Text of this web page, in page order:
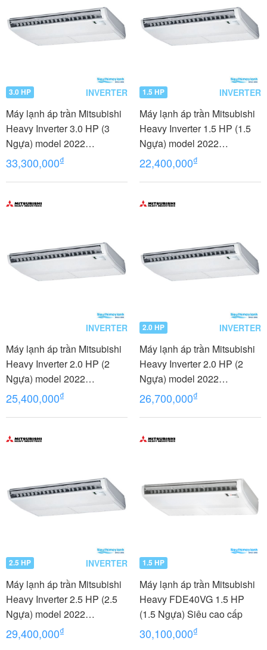
3.0 HP INVERTER
Máy lạnh áp trần Mitsubishi
Heavy Inverter 3.0 HP (3
Ngựa) model 2022
FDE71YA-W5/FDC71YNA-
W5/RCN-E-E3
33,300,000₫
1.5 HP INVERTER
Máy lạnh áp trần Mitsubishi
Heavy Inverter 1.5 HP (1.5
Ngựa) model 2022
FDE40YA-W5/FDC40YNA-
W5/RCN-E-E3
22,400,000₫
INVERTER
Máy lạnh áp trần Mitsubishi
Heavy Inverter 2.0 HP (2
Ngựa) model 2022
FDE50YA-W5/FDC50YNA-
W5/RC-E5
25,400,000₫
2.0 HP INVERTER
Máy lạnh áp trần Mitsubishi
Heavy Inverter 2.0 HP (2
Ngựa) model 2022
FDE50YA-W5/FDC50YNA-
W5/RCN-E-E3
26,700,000₫
2.5 HP INVERTER
Máy lạnh áp trần Mitsubishi
Heavy Inverter 2.5 HP (2.5
Ngựa) model 2022
FDE60YA-W5/FDC60YNA-
W5/RCN-E-E3
29,400,000₫
1.5 HP
Máy lạnh áp trần Mitsubishi
Heavy FDE40VG 1.5 HP
(1.5 Ngựa) Siêu cao cấp
30,100,000₫